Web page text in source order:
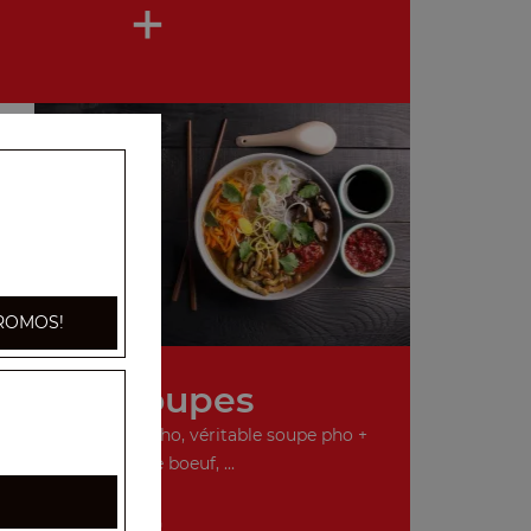
+
Nos Soupes
véritable soupe pho, véritable soupe pho +
boulettes de boeuf, ...